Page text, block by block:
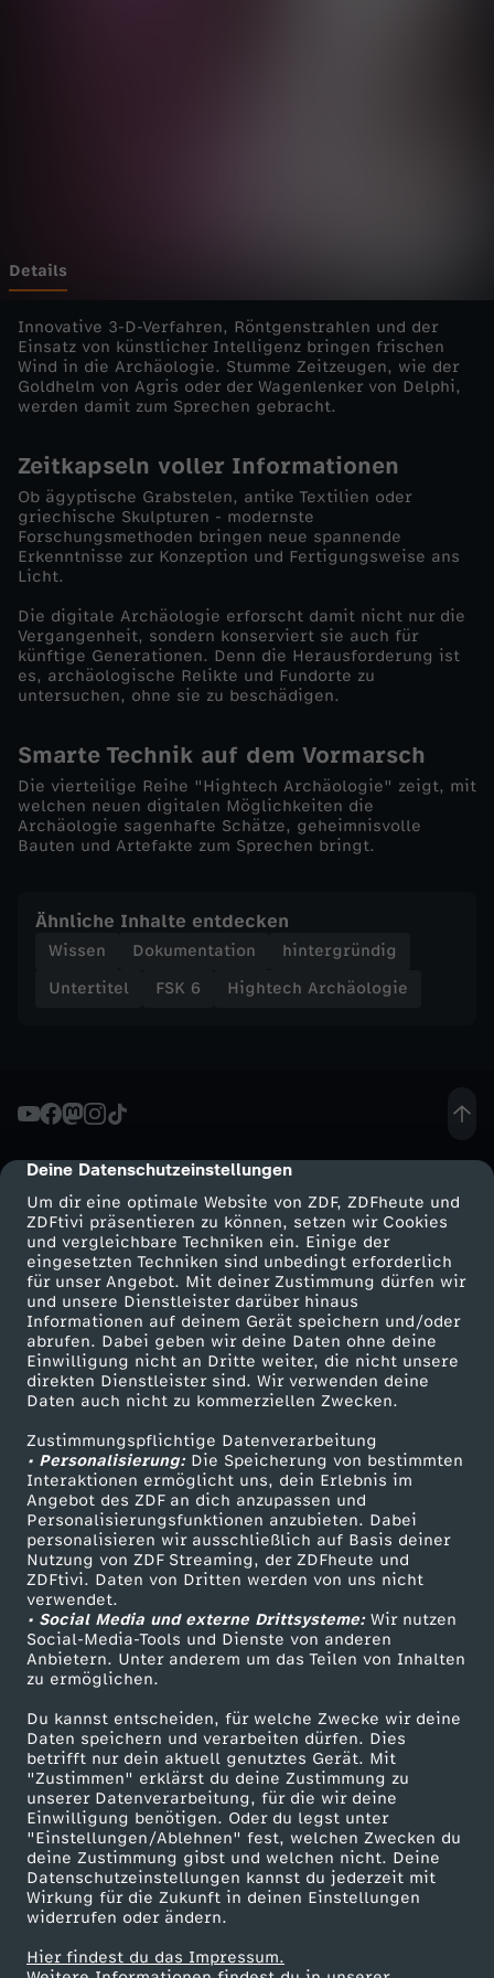
cmp-dialog-description
Deine Datenschutzeinstellungen
Um dir eine optimale Website von ZDF, ZDFheute und
ZDFtivi präsentieren zu können, setzen wir Cookies
und vergleichbare Techniken ein. Einige der
eingesetzten Techniken sind unbedingt erforderlich
für unser Angebot. Mit deiner Zustimmung dürfen wir
und unsere Dienstleister darüber hinaus
Informationen auf deinem Gerät speichern und/oder
abrufen. Dabei geben wir deine Daten ohne deine
Einwilligung nicht an Dritte weiter, die nicht unsere
direkten Dienstleister sind. Wir verwenden deine
Daten auch nicht zu kommerziellen Zwecken.
Zustimmungspflichtige Datenverarbeitung
• Personalisierung:Die Speicherung von bestimmten
Interaktionen ermöglicht uns, dein Erlebnis im
Angebot des ZDF an dich anzupassen und
Personalisierungsfunktionen anzubieten. Dabei
personalisieren wir ausschließlich auf Basis deiner
Nutzung von ZDF Streaming, der ZDFheute und
ZDFtivi. Daten von Dritten werden von uns nicht
verwendet.
• Social Media und externe Drittsysteme:Wir nutzen
Social-Media-Tools und Dienste von anderen
Anbietern. Unter anderem um das Teilen von Inhalten
zu ermöglichen.
Du kannst entscheiden, für welche Zwecke wir deine
Daten speichern und verarbeiten dürfen. Dies
betrifft nur dein aktuell genutztes Gerät. Mit
"Zustimmen" erklärst du deine Zustimmung zu
unserer Datenverarbeitung, für die wir deine
Einwilligung benötigen. Oder du legst unter
"Einstellungen/Ablehnen" fest, welchen Zwecken du
deine Zustimmung gibst und welchen nicht. Deine
Datenschutzeinstellungen kannst du jederzeit mit
Wirkung für die Zukunft in deinen Einstellungen
widerrufen oder ändern.
Hier findest du das Impressum.
ä
o
l
g
i
e
-
A
r
t
e
f
a
e
Details
Innovative 3-D-Verfahren, Röntgenstrahlen und der
Einsatz von künstlicher Intelligenz bringen frischen
Wind in die Archäologie. Stumme Zeitzeugen, wie der
Goldhelm von Agris oder der Wagenlenker von Delphi,
werden damit zum Sprechen gebracht.
Zeitkapseln voller Informationen
Ob ägyptische Grabstelen, antike Textilien oder
griechische Skulpturen - modernste
Forschungsmethoden bringen neue spannende
Erkenntnisse zur Konzeption und Fertigungsweise ans
Licht.
Die digitale Archäologie erforscht damit nicht nur die
Vergangenheit, sondern konserviert sie auch für
künftige Generationen. Denn die Herausforderung ist
es, archäologische Relikte und Fundorte zu
untersuchen, ohne sie zu beschädigen.
Smarte Technik auf dem Vormarsch
Die vierteilige Reihe "Hightech Archäologie" zeigt, mit
welchen neuen digitalen Möglichkeiten die
Archäologie sagenhafte Schätze, geheimnisvolle
Bauten und Artefakte zum Sprechen bringt.
Ähnliche Inhalte entdecken
Wissen Dokumentation
hintergründig
Untertitel
FSK 6 Hightech Archäologie
Mehr ZDF
ZDF-Apps
Smart TV
ZDFtext
Livestreams
Sendungen A-Z
TV-Programm
Service
ZDFmitreden
Kontakt zum ZDF
Tickets
Zuschauerservice
Hilfe
ZDF Unternehmen
Karriere
ZDF goes Schule
Werbefernsehen
Mainzelmännchen
Partner